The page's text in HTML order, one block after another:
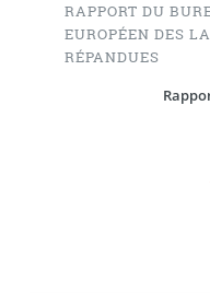
RAPPORT DU
EUROPÉEN DES
RÉPANDUES